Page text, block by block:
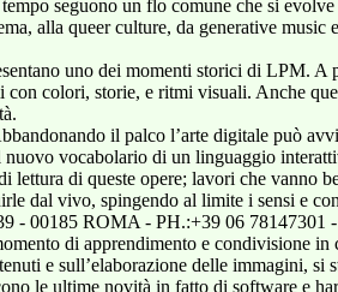
seguono un flo comune che si
alla queer culture, da generative
uno dei momenti storici di LPM.
con colori, storie, e ritmi visuali. Anche
il palco l’arte digitale può
vocabolario di un linguaggio
lettura di queste opere; lavori che vanno
dal vivo, spingendo al limite i sensi e
00185 ROMA - PH.:+39 06 78147301 -
di apprendimento e condivisione
e sull’elaborazione delle immagini,
le ultime novità in fatto di software e